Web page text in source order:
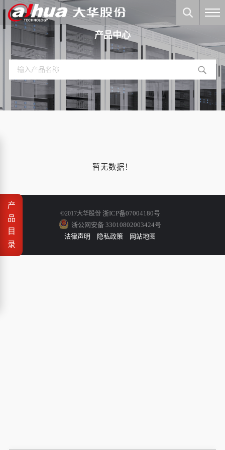
产品中心
产
品
目
录
暂无数据！
©2017大华股份 浙ICP备07004180号
浙公网安备 33010802003424号
法律声明
隐私政策 网站地图